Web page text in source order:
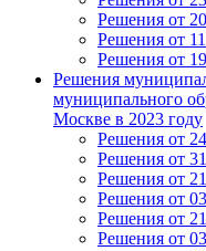
Решения от
Решения от
Решения от
Решения
муниципального
Москве в 2023 году
Решения от
Решения от
Решения от
Решения от
Решения от
Решения от